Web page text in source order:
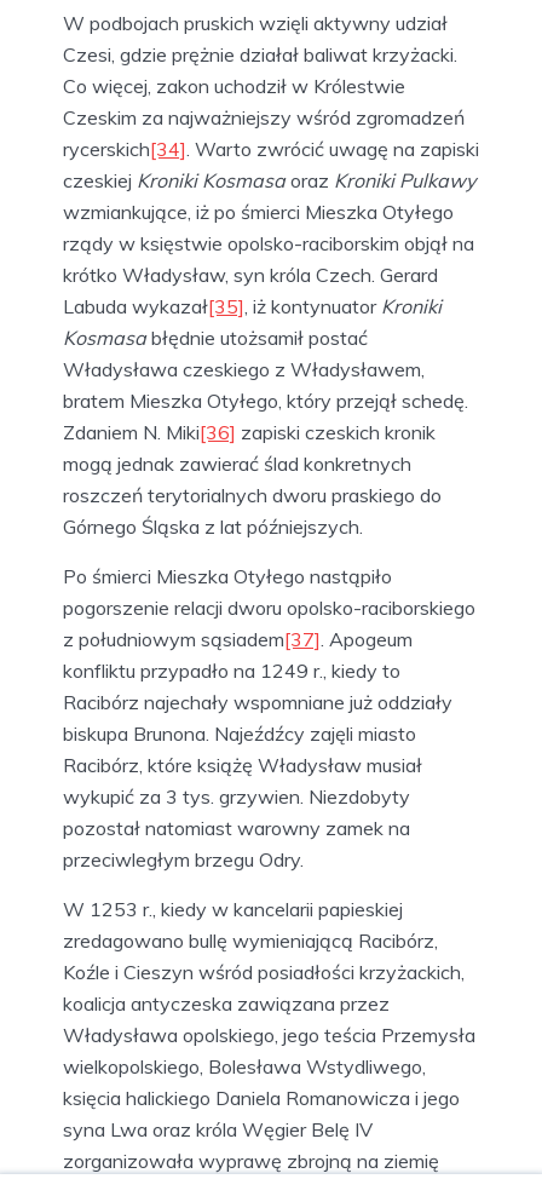
W podbojach pruskich wzięli aktywny udział
Czesi, gdzie prężnie działał baliwat krzyżacki.
Co więcej, zakon uchodził w Królestwie
Czeskim za najważniejszy wśród zgromadzeń
rycerskich[34]. Warto zwrócić uwagę na zapiski
czeskiej Kroniki Kosmasaoraz Kroniki Pulkawy
wzmiankujące, iż po śmierci Mieszka Otyłego
rządy w księstwie opolsko-raciborskim objął na
krótko Władysław, syn króla Czech. Gerard
Labuda wykazał[35], iż kontynuator Kroniki
Kosmasabłędnie utożsamił postać
Władysława czeskiego z Władysławem,
bratem Mieszka Otyłego, który przejął schedę.
Zdaniem N. Miki[36] zapiski czeskich kronik
mogą jednak zawierać ślad konkretnych
roszczeń terytorialnych dworu praskiego do
Górnego Śląska z lat późniejszych.
Po śmierci Mieszka Otyłego nastąpiło
pogorszenie relacji dworu opolsko-raciborskiego
z południowym sąsiadem[37]. Apogeum
konfliktu przypadło na 1249 r., kiedy to
Racibórz najechały wspomniane już oddziały
biskupa Brunona. Najeźdźcy zajęli miasto
Racibórz, które książę Władysław musiał
wykupić za 3 tys. grzywien. Niezdobyty
pozostał natomiast warowny zamek na
przeciwległym brzegu Odry.
W 1253 r., kiedy w kancelarii papieskiej
zredagowano bullę wymieniającą Racibórz,
Koźle i Cieszyn wśród posiadłości krzyżackich,
koalicja antyczeska zawiązana przez
Władysława opolskiego, jego teścia Przemysła
wielkopolskiego, Bolesława Wstydliwego,
księcia halickiego Daniela Romanowicza i jego
syna Lwa oraz króla Węgier Belę IV
zorganizowała wyprawę zbrojną na ziemię